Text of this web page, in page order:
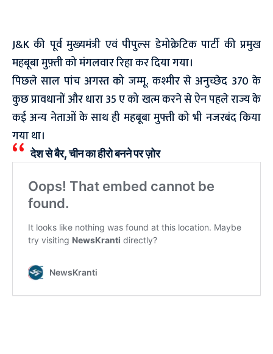
J&K की पूर्व मुख्यमंत्री एवं पीपुल्स डेमोक्रेटिक पार्टी की प्रमुख
महबूबा मुफ़्ती को मंगलवार रिहा कर दिया गया।
पिछले साल पांच अगस्त को जम्मू. कश्मीर से अनुच्छेद 370 के
कुछ प्रावधानों और धारा 35 ए को खत्म करने से ऐन पहले राज्य के
कई अन्य नेताओं के साथ ही महबूबा मुफ्ती को भी नजरबंद किया
गया था।
देश से बैर, चीन का हीरो बनने पर ज़ोर